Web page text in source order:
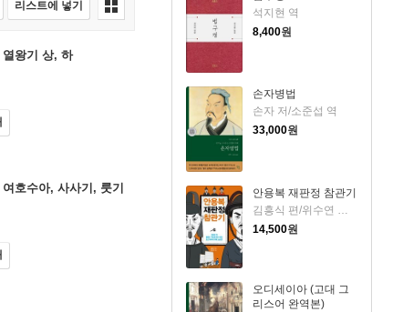
석지현 역
8,400원
손자병법
손자 저/소준섭 역
33,000원
안용복 재판정 참관기
14,500원
오디세이아 (고대 그
리스어 완역본)
리스트에 넣기
왕기 상, 하
호수아, 사사기, 룻기